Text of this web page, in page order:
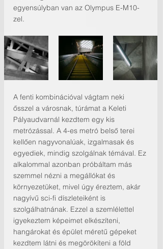
egyensúlyban van az Olympus E-M10-
zel.
A fenti kombinációval vágtam neki
ősszel a városnak, túrámat a Keleti
Pályaudvarnál kezdtem egy kis
metrózással. A 4-es metró belső terei
kellően nagyvonalúak, izgalmasak és
egyediek, mindig szolgálnak témával. Ez
alkalommal azonban próbáltam más
szemmel nézni a megállókat és
környezetüket, mivel úgy éreztem, akár
nagyívű sci-fi díszleteiként is
szolgálhatnának. Ezzel a szemlélettel
igyekeztem képeimet elkészíteni,
hangárokat és épület méretű gépeket
kezdtem látni és megörökíteni a föld